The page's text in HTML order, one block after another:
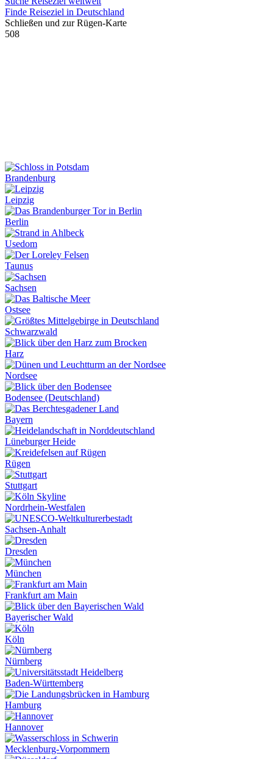
Finde Reiseziel in Deutschland
Schließen und zur Rügen-Karte
508
Brandenburg
Leipzig
Berlin
Usedom
Taunus
Sachsen
Ostsee
Schwarzwald
Harz
Nordsee
Bodensee (Deutschland)
Bayern
Lüneburger Heide
Rügen
Stuttgart
Nordrhein-Westfalen
Sachsen-Anhalt
Dresden
München
Frankfurt am Main
Bayerischer Wald
Köln
Nürnberg
Baden-Württemberg
Hamburg
Hannover
Mecklenburg-Vorpommern